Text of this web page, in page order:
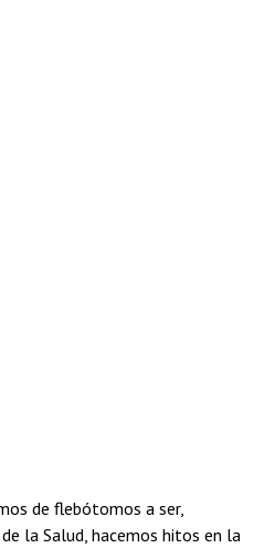
de flebótomos a ser,
la Salud, hacemos hitos en la